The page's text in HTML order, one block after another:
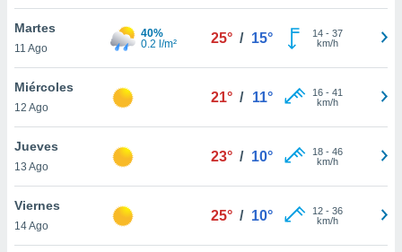
de
cookies
aceptar
Martes
11 Ago
40%
0.2 l/m²
25° / 15° 14- 37
km/h
Miércoles
12 Ago
21° / 11° 16- 41
km/h
Jueves
13 Ago
23° / 10° 18- 46
km/h
Viernes
14 Ago
25° / 10° 12- 36
km/h